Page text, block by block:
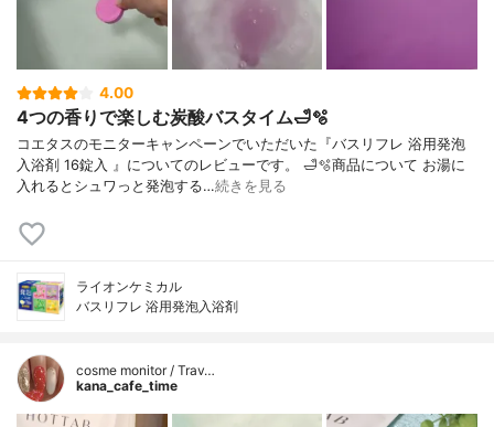
4.00
4つの香りで楽しむ炭酸バスタイム🛁🫧
コエタスのモニターキャンペーンでいただいた『バスリフレ 浴用発泡
入浴剤 16錠入 』についてのレビューです。 🛁🫧商品について お湯に
入れるとシュワっと発泡する…続きを見る
ライオンケミカル
バスリフレ 浴用発泡入浴剤
cosme monitor / Trav…
kana_cafe_time